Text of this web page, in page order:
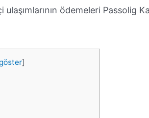
ödemeleri Passolig
]